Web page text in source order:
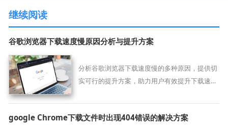
继续阅读
谷歌浏览器下载速度慢原因分析与提升方案
分析谷歌浏览器下载速度慢的多种原因，提供切
实可行的提升方案，助力用户有效提升下载速
google Chrome下载文件时出现404错误的解决方案